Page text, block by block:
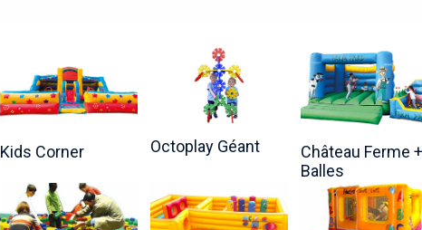
Kids Corner Octoplay Géant
Château Ferme
Balles